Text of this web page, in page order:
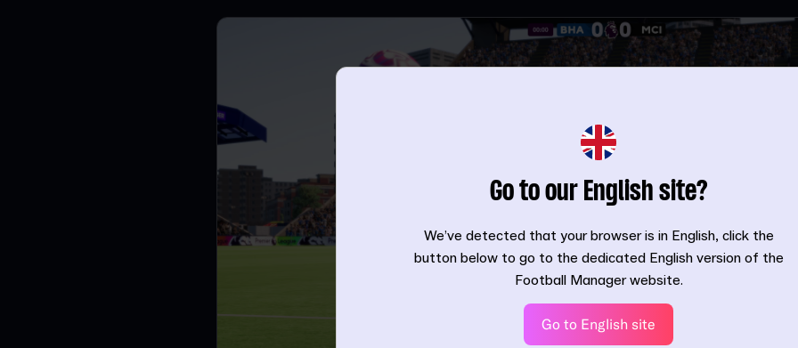
Go to our English site?
We’ve detected that your browser is in English, click the
button below to go to the dedicated English version of the
Football Manager website.
Go to English site